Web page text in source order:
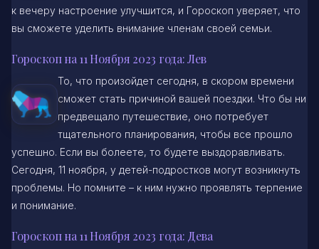
к вечеру настроение улучшится, и Гороскоп уверяет, что
вы сможете уделить внимание членам своей семьи.
Гороскоп на 11 Ноября 2023 года: Лев
То, что произойдет сегодня, в скором времени
сможет стать причиной вашей поездки. Что бы ни
предвещало путешествие, оно потребует
тщательного планирования, чтобы все прошло
успешно. Если вы болеете, то будете выздоравливать.
Сегодня, 11 ноября, у детей-подростков могут возникнуть
проблемы. Но помните – к ним нужно проявлять терпение
и понимание.
Гороскоп на 11 Ноября 2023 года: Дева